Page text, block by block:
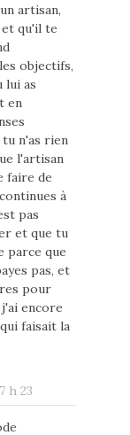
artisan,
et qu'il te
objectifs,
lui as
en
n'as rien
l'artisan
faire de
à
pas
et que tu
parce que
pas, et
pour
encore
faisait la
h 23